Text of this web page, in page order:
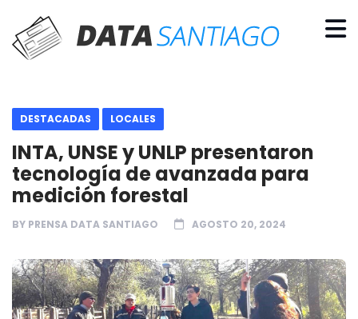
DESTACADAS LOCALES
INTA, UNSE y UNLP presentaron
tecnología de avanzada para
medición forestal
BY PRENSA DATA SANTIAGO AGOSTO 20, 2024